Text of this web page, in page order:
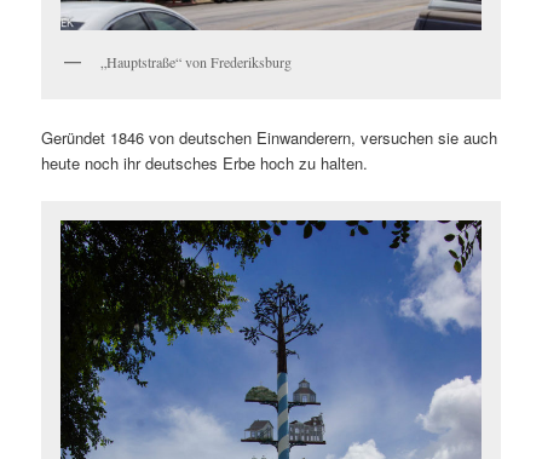
„Hauptstraße“ von Frederiksburg
Geründet 1846 von deutschen Einwanderern, versuchen sie auch
heute noch ihr deutsches Erbe hoch zu halten.